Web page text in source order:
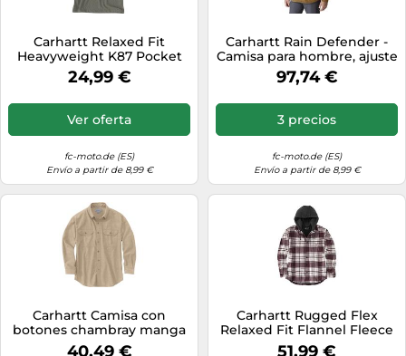
Carhartt Relaxed Fit
Heavyweight K87 Pocket
Camiseta, gris/oliva, Talla M
24,99 €
Ver oferta
fc-moto.de (ES)
Envío a partir de 8,99 €
Carhartt Rain Defender -
Camisa para hombre, ajuste
holgado, acolchada, con
cierre frontal, Carhartt
97,74 €
3 precios
fc-moto.de (ES)
Envío a partir de 8,99 €
Carhartt Camisa con
botones chambray manga
larga corte holgado Work
40,49 €
Carhartt Rugged Flex
Relaxed Fit Flannel Fleece
Lined Hooded Shirt Jac
51,99 €